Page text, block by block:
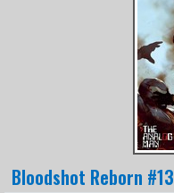
Bloodshot Reborn #13